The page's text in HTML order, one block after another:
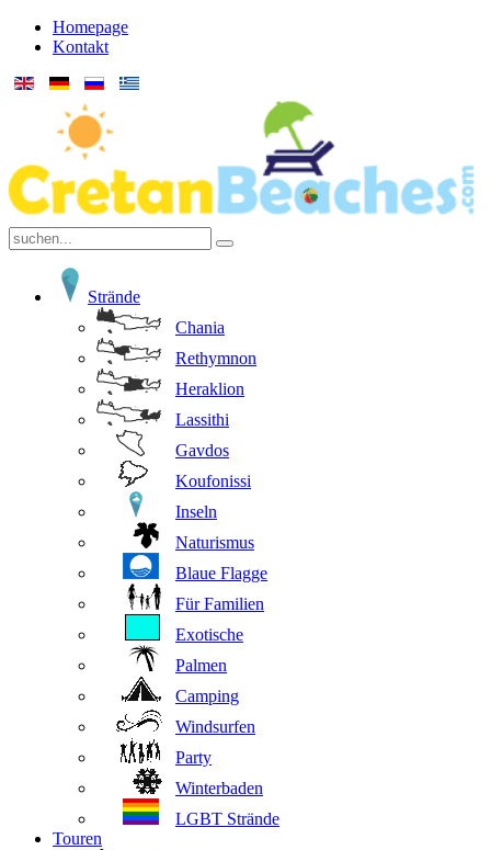
Homepage
Kontakt
Strände
Chania
Rethymnon
Heraklion
Lassithi
Gavdos
Koufonissi
Inseln
Naturismus
Blaue Flagge
Für Familien
Exotische
Palmen
Camping
Windsurfen
Party
Winterbaden
LGBT Strände
Touren